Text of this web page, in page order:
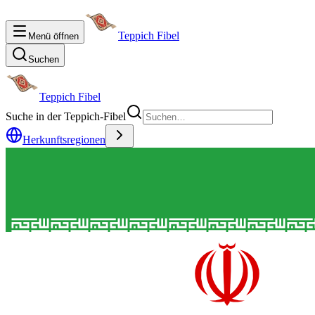
Menü öffnen Teppich Fibel
Suchen
Teppich Fibel
Suche in der Teppich-Fibel
Herkunftsregionen